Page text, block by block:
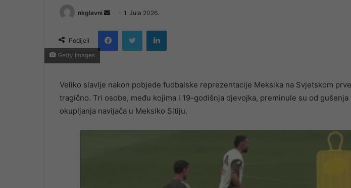
nkglavni
Send
email
1. Jula 2026.
Podijeli
FacebookTwitter LinkedIn
Getty Images
Veliko slavlje nakon pobjede fudbalske reprezentacije Meksika na Svjetskom
tragično. Tri osobe, među kojima i 19-godišnja djevojka, preminule su od gušenja
okupljanja navijača u Meksiko Sitiju.